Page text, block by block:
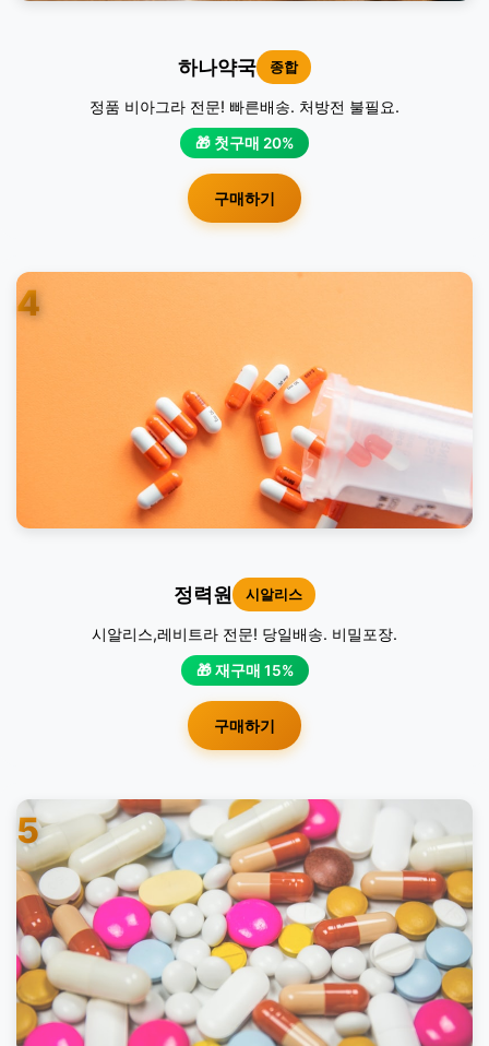
하나약국 종합
정품 비아그라 전문! 빠른배송. 처방전 불필요.
🎁 첫구매 20%
구매하기
4
정력원 시알리스
시알리스,레비트라 전문! 당일배송. 비밀포장.
🎁 재구매 15%
구매하기
5